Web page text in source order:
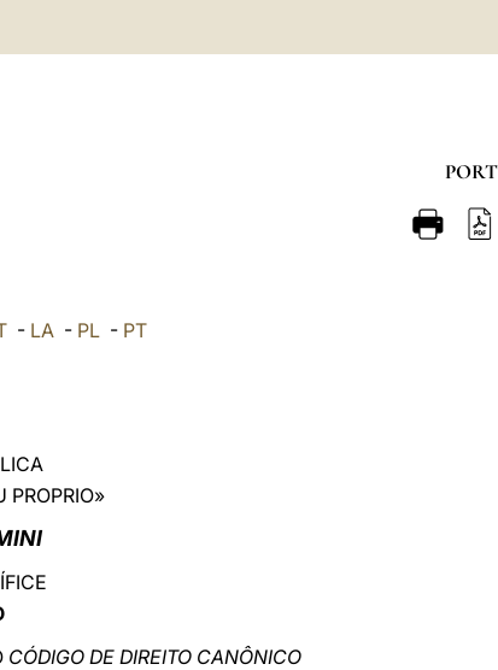
- LA- PL- PT
PROPRIO»
CÓDIGO DE DIREITO CANÔNICO